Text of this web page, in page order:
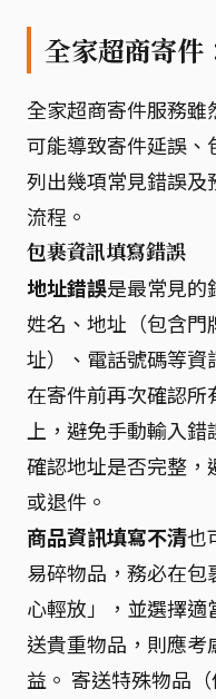
全家超商寄件
全家超商寄件服務
可能導致寄件延誤、
列出幾項常見錯誤及
流程。
包裹資訊填寫錯誤
地址錯誤是最常見的
姓名、地址（包含
址）、電話號碼等
在寄件前再次確認
上，避免手動輸入
確認地址是否完整，
或退件。
商品資訊填寫不清也
易碎物品，務必在
心輕放」，並選擇
送貴重物品，則應
益。 寄送特殊物品